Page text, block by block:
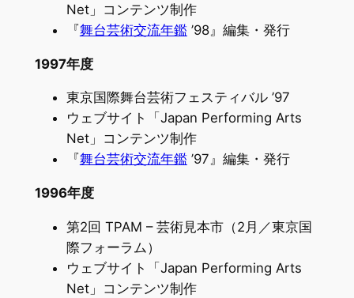
Net」コンテンツ制作
『舞台芸術交流年鑑’98』編集・発行
1997年度
東京国際舞台芸術フェスティバル ’97
ウェブサイト「Japan Performing Arts
Net」コンテンツ制作
『舞台芸術交流年鑑’97』編集・発行
1996年度
第2回 TPAM – 芸術見本市（2月／東京国
際フォーラム）
ウェブサイト「Japan Performing Arts
Net」コンテンツ制作